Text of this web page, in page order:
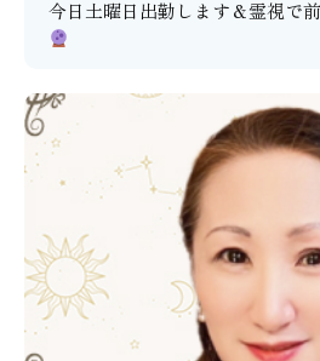
今日土曜日出勤します＆霊視で